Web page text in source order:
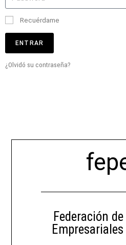
Recuérdame
ENTRAR
¿Olvidó su contraseña?
Federación